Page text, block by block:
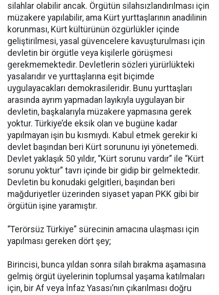
silahlar olabilir ancak. Örgütün silahsızlandırılması için
müzakere yapılabilir, ama Kürt yurttaşlarının anadilinin
korunması, Kürt kültürünün özgürlükler içinde
geliştirilmesi, yasal güvencelere kavuşturulması için
devletin bir örgütle veya kişilerle görüşmesi
gerekmemektedir. Devletlerin sözleri yürürlükteki
yasalarıdır ve yurttaşlarına eşit biçimde
uygulayacakları demokrasileridir. Bunu yurttaşları
arasında ayrım yapmadan layıkıyla uygulayan bir
devletin, başkalarıyla müzakere yapmasına gerek
yoktur. Türkiye’de eksik olan ve bugüne kadar
yapılmayan işin bu kısmıydı. Kabul etmek gerekir ki
devlet başından beri Kürt sorununu iyi yönetemedi.
Devlet yaklaşık 50 yıldır, “Kürt sorunu vardır” ile “Kürt
sorunu yoktur” tavrı içinde bir gidip bir gelmektedir.
Devletin bu konudaki gelgitleri, başından beri
mağduriyetler üzerinden siyaset yapan PKK gibi bir
örgütün işine yaramıştır.
“Terörsüz Türkiye” sürecinin amacına ulaşması için
yapılması gereken dört şey;
Birincisi, bunca yıldan sonra silah bırakma aşamasına
gelmiş örgüt üyelerinin toplumsal yaşama katılmaları
için, bir Af veya İnfaz Yasası’nın çıkarılması doğru